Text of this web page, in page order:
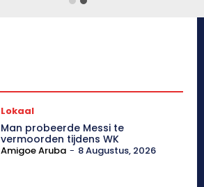
Lokaal
Man probeerde Messi te
vermoorden tijdens WK
Amigoe Aruba - 8 Augustus, 2026